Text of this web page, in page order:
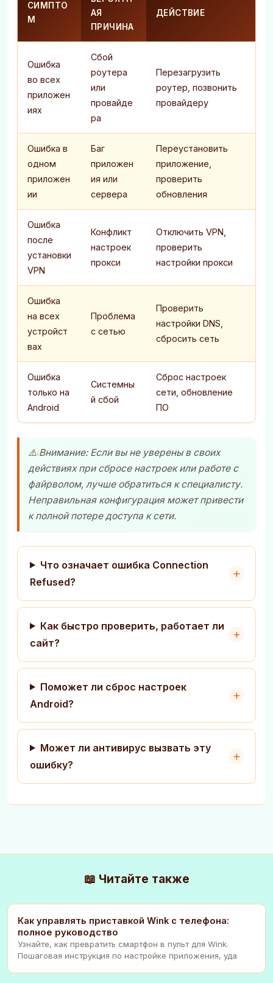
СИМПТО
М
АЯ
ПРИЧИНА
ДЕЙСТВИЕ
Ошибка
во всех
приложен
иях
Сбой
роутера
или
провайде
ра
Перезагрузить
роутер, позвонить
провайдеру
Ошибка в
одном
приложен
ии
Баг
приложен
ия или
сервера
Переустановить
приложение,
проверить
обновления
Ошибка
после
установки
VPN
Конфликт
настроек
прокси
Отключить VPN,
проверить
настройки прокси
Ошибка
на всех
устройст
вах
Проблема
с сетью
Проверить
настройки DNS,
сбросить сеть
Ошибка
только на
Android
Системны
й сбой
Сброс настроек
сети, обновление
ПО
⚠️ Внимание: Если вы не уверены в своих
действиях при сбросе настроек или работе с
файрволом, лучше обратиться к специалисту.
Неправильная конфигурация может привести
к полной потере доступа к сети.
Что означает ошибка Connection
Refused?
Как быстро проверить, работает ли
сайт?
Поможет ли сброс настроек
Android?
Может ли антивирус вызвать эту
ошибку?
📖 Читайте также
Как управлять приставкой Wink с телефона:
полное руководство
Узнайте, как превратить смартфон в пульт для Wink.
Пошаговая инструкция по настройке приложения, уда